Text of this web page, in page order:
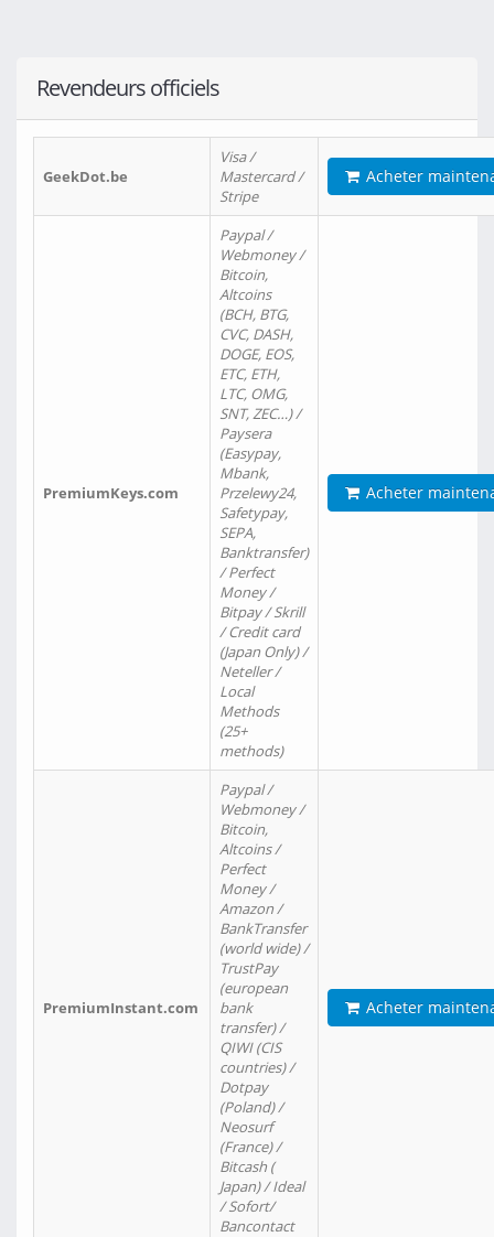
Revendeurs officiels
GeekDot.be
Visa /
Mastercard /
Stripe
Acheter
PremiumKeys.com
Paypal /
Webmoney /
Bitcoin,
Altcoins
(BCH, BTG,
CVC, DASH,
DOGE, EOS,
ETC, ETH,
LTC, OMG,
SNT, ZEC…) /
Paysera
(Easypay,
Mbank,
Przelewy24,
Safetypay,
SEPA,
Banktransfer)
/ Perfect
Money /
Bitpay / Skrill
/ Credit card
(Japan Only) /
Neteller /
Local
Methods
(25+
methods)
Acheter
PremiumInstant.com
Paypal /
Webmoney /
Bitcoin,
Altcoins /
Perfect
Money /
Amazon /
BankTransfer
(world wide) /
TrustPay
(european
bank
transfer) /
QIWI (CIS
countries) /
Dotpay
(Poland) /
Neosurf
(France) /
Bitcash (
Japan) / Ideal
/ Sofort/
Bancontact
Acheter